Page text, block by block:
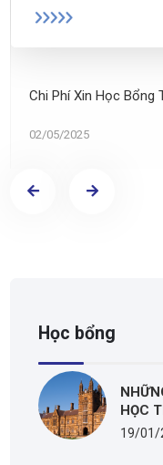
Chi Phí Xin Học Bổng
02/05/2025
Học bổng
HỌC
19/01/